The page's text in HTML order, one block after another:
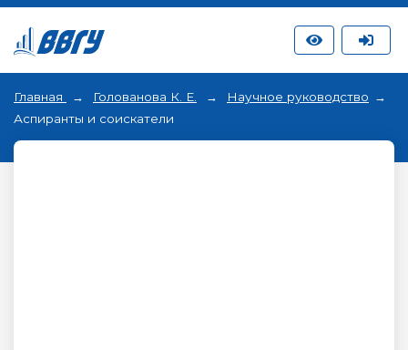
Главная Голованова К. Е.
Научное руководство
Аспиранты и соискатели